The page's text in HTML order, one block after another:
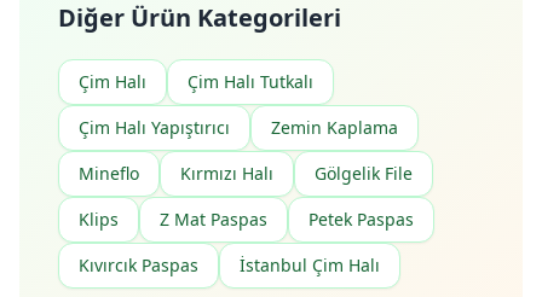
Diğer Ürün Kategorileri
Çim Halı
Çim Halı Tutkalı
Çim Halı Yapıştırıcı
Zemin Kaplama
Mineflo
Kırmızı Halı
Gölgelik File
Klips
Z Mat Paspas
Petek Paspas
Kıvırcık Paspas
İstanbul Çim Halı